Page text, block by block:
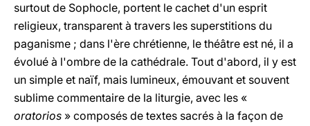
surtout de Sophocle, portent le cachet d'un esprit
religieux, transparent à travers les superstitions du
paganisme ; dans l'ère chrétienne, le théâtre est né, il a
évolué à l'ombre de la cathédrale. Tout d'abord, il y est
un simple et naïf, mais lumineux, émouvant et souvent
sublime commentaire de la liturgie, avec les «
oratorios » composés de textes sacrés à la façon de